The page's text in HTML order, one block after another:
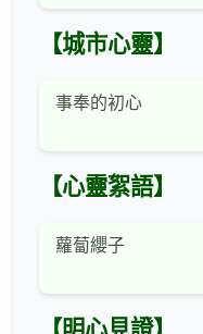
【城市心靈】
事奉的初心
【心靈絮語】
蘿蔔纓子